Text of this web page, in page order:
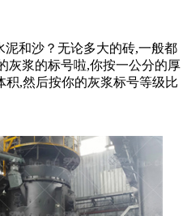
泥和沙？无论多大的砖,一般都
灰浆的标号啦,你按一公分的厚
积,然后按你的灰浆标号等级比